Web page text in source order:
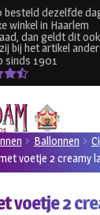
dezelfde
winkel in Haarlem
dan geldt dit
bij het artikel
sinds 1901
Ballonnen
voetje 2 creamy
voetje 2